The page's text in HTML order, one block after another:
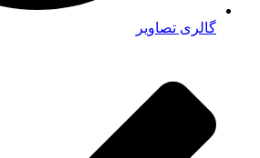
گالری تصاویر